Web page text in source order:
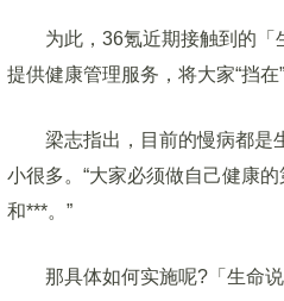
为此，36氪近期接触到的「生
提供健康管理服务，将大家“挡在”
梁志指出，目前的慢病都是生
小很多。“大家必须做自己健康
和***。”
那具体如何实施呢?「生命说